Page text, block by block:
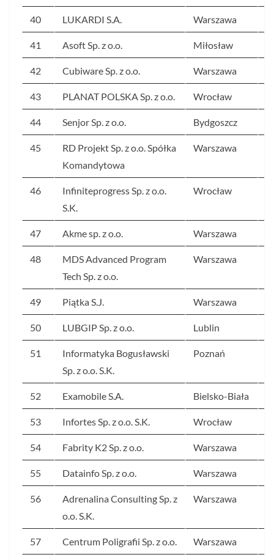
40 LUKARDI S.A. Warszawa
41 Asoft Sp. z o.o. Miłosław
42 Cubiware Sp. z o.o. Warszawa
43 PLANAT POLSKA Sp. z o.o. Wrocław
44 Senjor Sp. z o.o. Bydgoszcz
45
RD Projekt Sp. z o.o. Spółka
Komandytowa
Warszawa
46
Infiniteprogress Sp. z o.o.
S.K.
Wrocław
47 Akme sp. z o.o. Warszawa
48
MDS Advanced Program
Tech Sp. z o.o.
Warszawa
49 Piątka S.J. Warszawa
50 LUBGIP Sp. z o.o. Lublin
51
Informatyka Bogusławski
Sp. z o.o. S.K.
Poznań
52 Examobile S.A. Bielsko-Biała
53 Infortes Sp. z o.o. S.K. Wrocław
54 Fabrity K2 Sp. z o.o. Warszawa
55 Datainfo Sp. z o.o. Warszawa
56
Adrenalina Consulting Sp. z
o.o. S.K.
Warszawa
57 Centrum Poligrafii Sp. z o.o. Warszawa